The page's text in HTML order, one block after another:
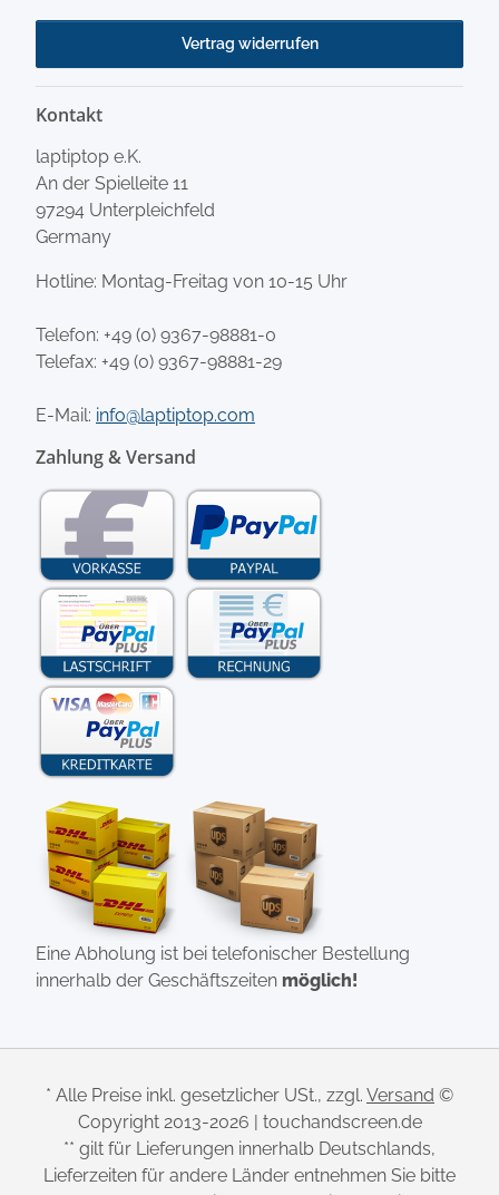
Vertrag widerrufen
Kontakt
laptiptop e.K.
An der Spielleite 11
97294 Unterpleichfeld
Germany
Hotline: Montag-Freitag von 10-15 Uhr
Telefon: +49 (0) 9367-98881-0
Telefax: +49 (0) 9367-98881-29
E-Mail: info@laptiptop.com
Zahlung & Versand
Eine Abholung ist bei telefonischer Bestellung
innerhalb der Geschäftszeiten möglich!
* Alle Preise inkl. gesetzlicher USt., zzgl. Versand ©
Copyright 2013-2026 | touchandscreen.de
** gilt für Lieferungen innerhalb Deutschlands,
Lieferzeiten für andere Länder entnehmen Sie bitte